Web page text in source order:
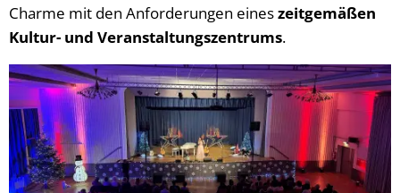
Charme mit den Anforderungen eineszeitgemäßen
Kultur- und Veranstaltungszentrums.